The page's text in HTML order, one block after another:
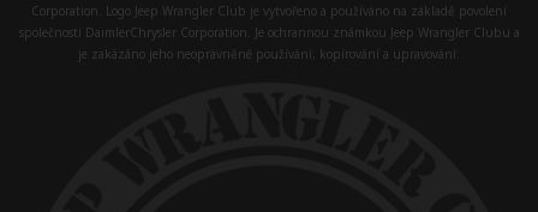
Corporation. Logo Jeep Wrangler Club je vytvořeno a používáno na základě povolení
společnosti DaimlerChrysler Corporation. Je ochrannou známkou Jeep Wrangler Clubu a
je zakázáno jeho neoprávněné používání, kopírování a upravování.